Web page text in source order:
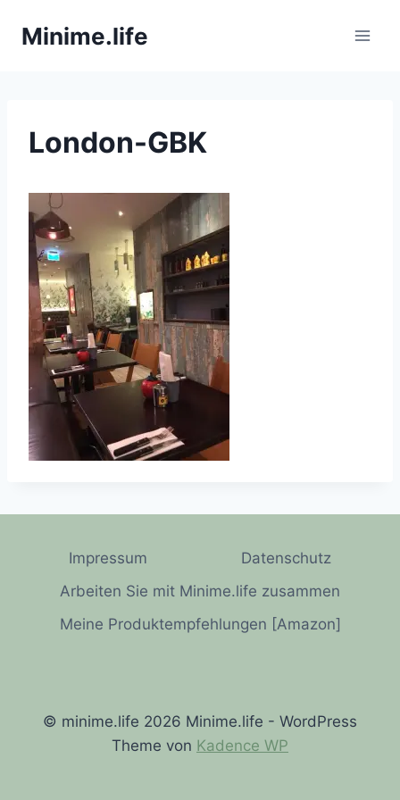
InhaltMinime.life
London-GBK
Impressum
Datenschutz
Arbeiten Sie mit Minime.life zusammen
Meine Produktempfehlungen [Amazon]
© minime.life 2026 Minime.life - WordPress
Theme von Kadence WP